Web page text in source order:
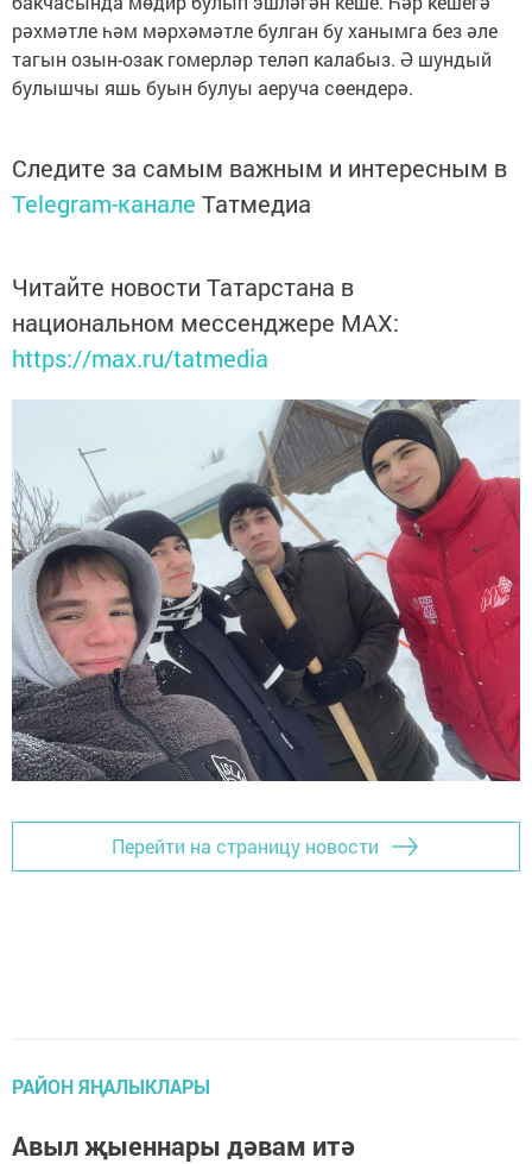
рәхмәтле һәм мәрхәмәтле булган бу ханымга без әле
тагын озын-озак гомерләр теләп калабыз. Ә шундый
булышчы яшь буын булуы аеруча сөендерә.
Следите за самым важным и интересным в
Telegram-канале Татмедиа
Читайте новости Татарстана в
национальном мессенджере MАХ:
https://max.ru/tatmedia
Перейти на страницу новости
РАЙОН ЯҢАЛЫКЛАРЫ
Авыл җыеннары дәвам итә